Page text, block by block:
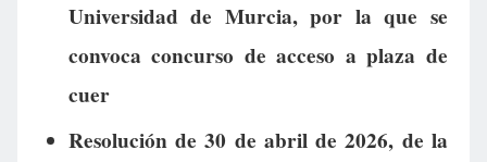
Universidad de Murcia, por la que se
convoca concurso de acceso a plaza de
cuer
Resolución de 30 de abril de 2026, de la